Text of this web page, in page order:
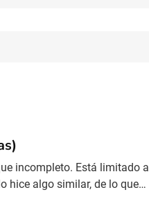
incompleto. Está limitado a
hice algo similar, de lo que
Things, a la que me